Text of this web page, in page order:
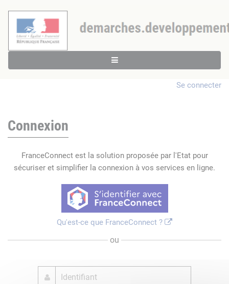
Se connecter
Connexion
FranceConnect est la solution proposée par l'Etat pour
sécuriser et simplifier la connexion à vos services en ligne.
Qu'est-ce que FranceConnect ?
ou